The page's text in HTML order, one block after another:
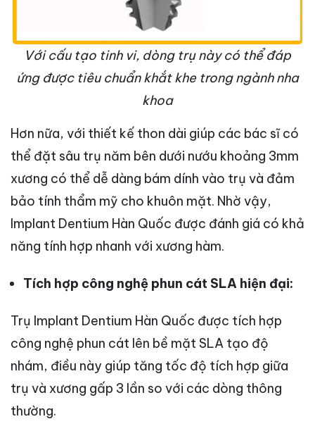
Với cấu tạo tinh vi, dòng trụ này có thể đáp
ứng được tiêu chuẩn khắt khe trong ngành nha
khoa
Hơn nữa, với thiết kế thon dài giúp các bác sĩ có
thể đặt sâu trụ năm bên dưới nướu khoảng 3mm
xương có thể dễ dàng bám dính vào trụ và đảm
bảo tính thẩm mỹ cho khuôn mặt. Nhờ vậy,
Implant Dentium Hàn Quốc được đánh giá có khả
năng tính hợp nhanh với xương hàm.
Tích hợp công nghệ phun cát SLA hiện đại:
Trụ Implant Dentium Hàn Quốc được tích hợp
công nghệ phun cát lên bề mặt SLA tạo độ
nhám, điều này giúp tăng tốc độ tích hợp giữa
trụ và xương gấp 3 lần so với các dòng thông
thường.